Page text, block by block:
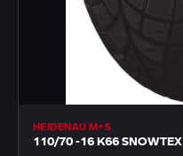
HEIDENAU M+S
110/70 -16 K66 SNOWTEX